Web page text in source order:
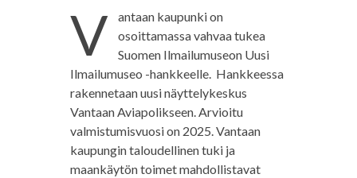
V
antaan kaupunki on
osoittamassa vahvaa tukea
Suomen Ilmailumuseon Uusi
Ilmailumuseo -hankkeelle. Hankkeessa
rakennetaan uusi näyttelykeskus
Vantaan Aviapolikseen. Arvioitu
valmistumisvuosi on 2025. Vantaan
kaupungin taloudellinen tuki ja
maankäytön toimet mahdollistavat